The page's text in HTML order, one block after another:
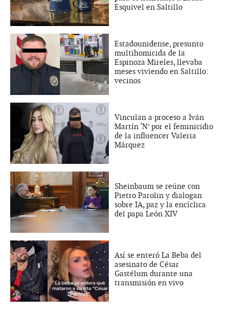
Esquivel en Saltillo
Estadounidense, presunto
multihomicida de la
Espinoza Mireles, llevaba
meses viviendo en Saltillo:
vecinos
Vinculan a proceso a Iván
Martín ‘N’ por el feminicidio
de la influencer Valeria
Márquez
Sheinbaum se reúne con
Pietro Parolin y dialogan
sobre IA, paz y la encíclica
del papa León XIV
Así se enteró La Beba del
asesinato de César
Gastélum durante una
transmisión en vivo